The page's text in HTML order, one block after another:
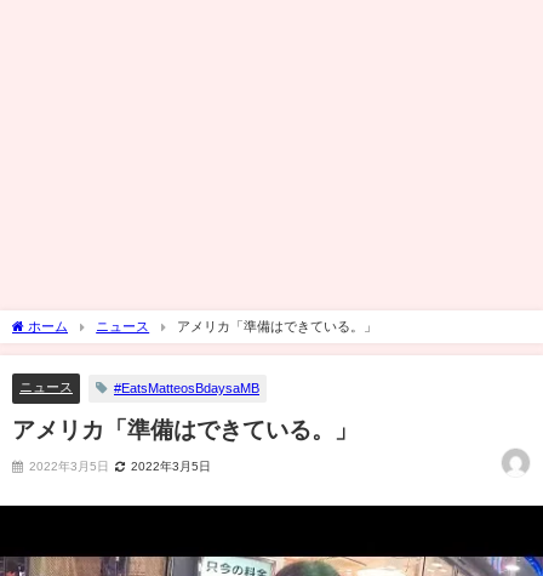
ホーム ニュース アメリカ「準備はできている。」
ニュース #EatsMatteosBdaysaMB
アメリカ「準備はできている。」
2022年3月5日 2022年3月5日